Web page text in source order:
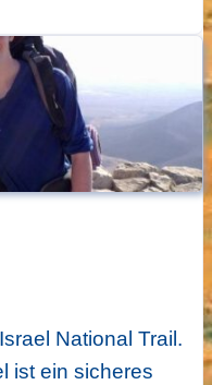
National Trail.
ist ein sicheres